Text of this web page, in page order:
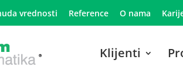
vrednosti Reference O nama
Klijenti